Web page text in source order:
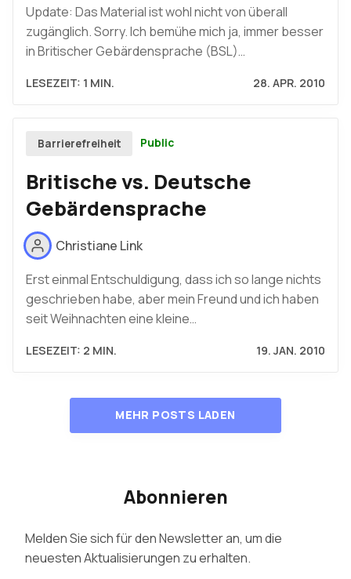
Update: Das Material ist wohl nicht von überall
zugänglich. Sorry. Ich bemühe mich ja, immer besser
in Britischer Gebärdensprache (BSL)…
LESEZEIT: 1 MIN. 28. APR. 2010
Barrierefreiheit Public
Britische vs. Deutsche
Gebärdensprache
Christiane Link
Erst einmal Entschuldigung, dass ich so lange nichts
geschrieben habe, aber mein Freund und ich haben
seit Weihnachten eine kleine…
LESEZEIT: 2 MIN. 19. JAN. 2010
MEHR POSTS LADEN
Abonnieren
Melden Sie sich für den Newsletter an, um die
neuesten Aktualisierungen zu erhalten.